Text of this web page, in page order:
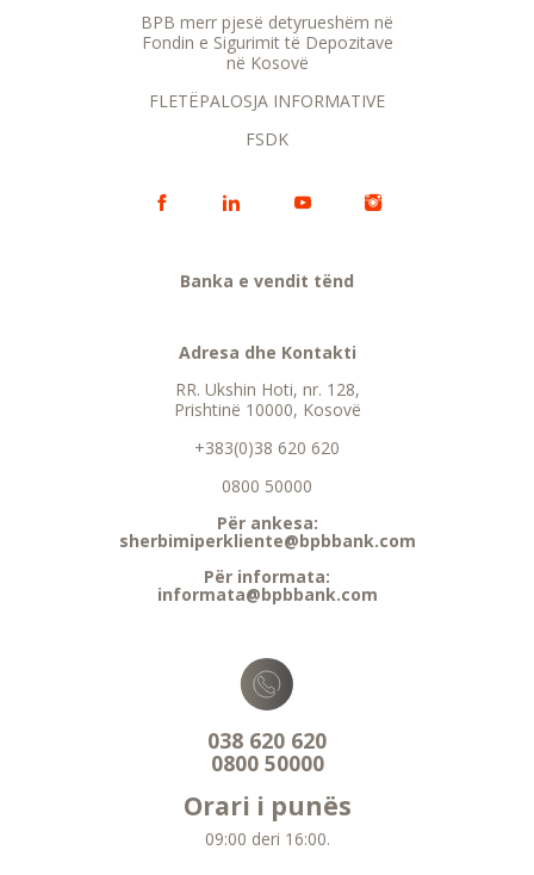
BPB merr pjesë detyrueshëm në
Fondin e Sigurimit të Depozitave
në Kosovë
FLETËPALOSJA INFORMATIVE
FSDK
Banka e vendit tënd
Adresa dhe Kontakti
RR. Ukshin Hoti, nr. 128,
Prishtinë 10000, Kosovë
+383(0)38 620 620
0800 50000
Për ankesa:
sherbimiperkliente@bpbbank.com
Për informata:
informata@bpbbank.com
038 620 620
0800 50000
Orari i punës
09:00 deri 16:00.